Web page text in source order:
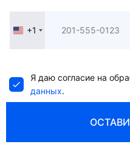
United
+1
Я даю согласие на
данных.